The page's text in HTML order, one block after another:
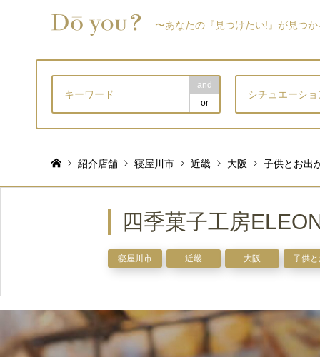
〜あなたの『見つけたい!』が見つか
and
or
シチュエーシ
紹介店舗 寝屋川市 近畿 大阪 子供とお出
四季菓子工房
寝屋川市 近畿 大阪 子供